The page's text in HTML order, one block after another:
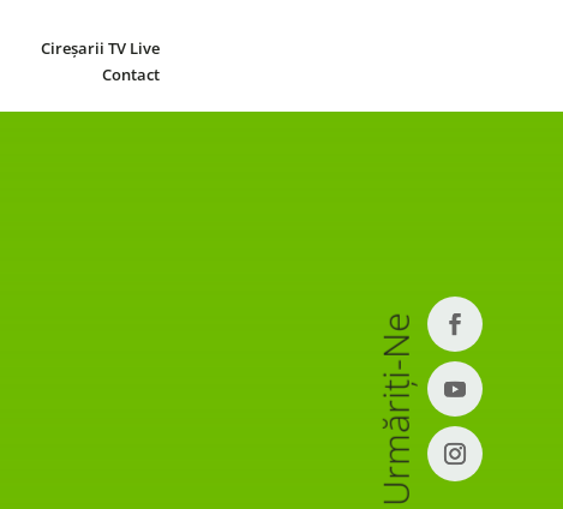
Cireșarii TV Live
Contact
Urmăriți-Ne